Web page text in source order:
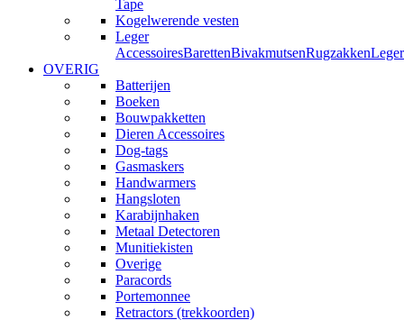
Tape
Kogelwerende vesten
Leger
AccessoiresBarettenBivakmutsenRugzakken
OVERIG
Batterijen
Boeken
Bouwpakketten
Dieren Accessoires
Dog-tags
Gasmaskers
Handwarmers
Hangsloten
Karabijnhaken
Metaal Detectoren
Munitiekisten
Overige
Paracords
Portemonnee
Retractors (trekkoorden)